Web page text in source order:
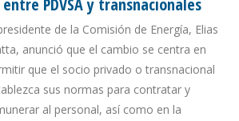
PDVSA y transnacionales
de la Comisión de Energía, Elias
anunció que el cambio se centra en
que el socio privado o transnacional
sus normas para contratar y
al personal, así como en la